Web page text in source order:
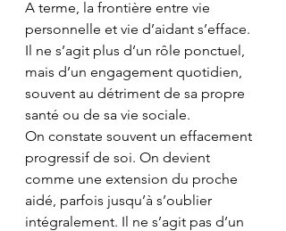
A terme, la frontière entre vie
personnelle et vie d’aidant s’efface.
Il ne s’agit plus d’un rôle ponctuel,
mais d’un engagement quotidien,
souvent au détriment de sa propre
santé ou de sa vie sociale.
On constate souvent un effacement
progressif de soi. On devient
comme une extension du proche
aidé, parfois jusqu’à s’oublier
intégralement. Il ne s’agit pas d’un